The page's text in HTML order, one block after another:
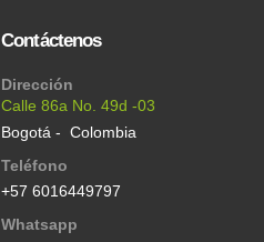
Contáctenos
Dirección
Calle 86a No. 49d -03
Bogotá - Colombia
Teléfono
+57 6016449797
Whatsapp